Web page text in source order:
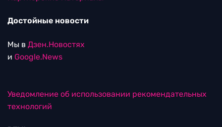
Достойные новости
Мы в Дзен.Новостях
и Google.News
Уведомление об использовании рекомендательных
технологий